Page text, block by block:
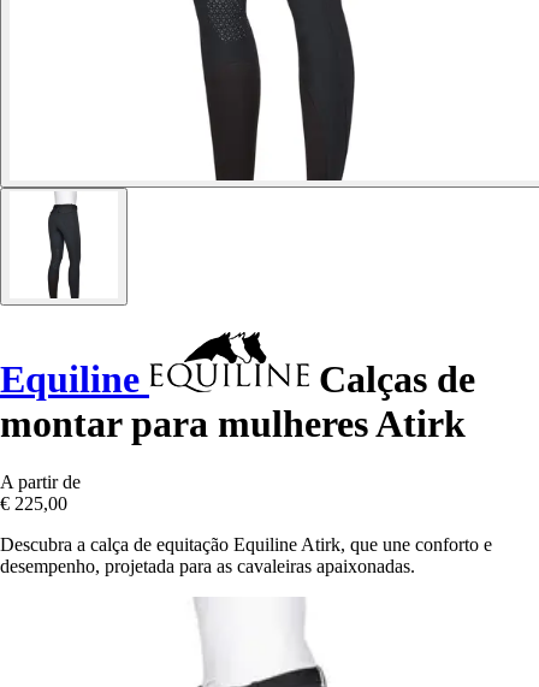
Equiline
Calças de
montar para mulheres Atirk
A partir de
€ 225,00
Descubra a calça de equitação Equiline Atirk, que une conforto e
desempenho, projetada para as cavaleiras apaixonadas.